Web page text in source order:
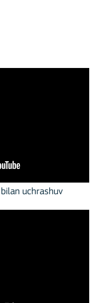
uchrashuv